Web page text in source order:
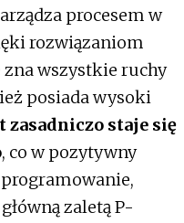
procesem w
rozwiązaniom
wszystkie ruchy
posiada wysoki
zasadniczo staje się
, co w pozytywny
zaletą P-